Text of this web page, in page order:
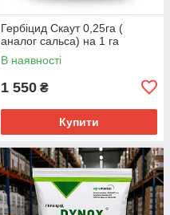
Гербіцид Скаут 0,25га (
аналог сальса) на 1 га
В наявності
1 550 ₴
Купити